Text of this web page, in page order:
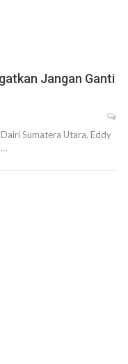
Jangan Ganti
Sumatera Utara, Eddy